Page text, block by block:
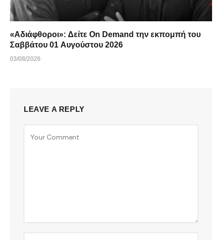
«Αδιάφθοροι»: Δείτε On Demand την εκπομπή του
Σαββάτου 01 Αυγούστου 2026
03/08/2026
LEAVE A REPLY